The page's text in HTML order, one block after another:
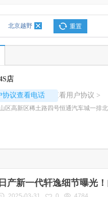
北京越野 重置
店
协议查看电话
2208 查看用户协议 >
区高新区稀土路四号恒通汽车城一排
日产新一代轩逸细节曝光